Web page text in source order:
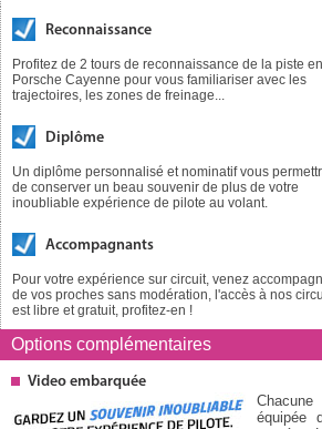
Reconnaissance
Profitez de 2 tours de reconnaissance de la piste en
Porsche Cayenne pour vous familiariser avec les
trajectoires, les zones de freinage...
Diplôme
Un diplôme personnalisé et nominatif vous
de conserver un beau souvenir de plus de votre
inoubliable expérience de pilote au volant.
Accompagnants
Pour votre expérience sur circuit, venez
de vos proches sans modération, l'accès à nos
est libre et gratuit, profitez-en !
Options complémentaires
Video embarquée
équipée